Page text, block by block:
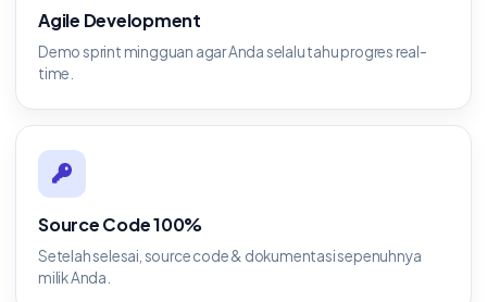
Agile Development
Demo sprint mingguan agar Anda selalu tahu progres real-
time.
Source Code 100%
Setelah selesai, source code & dokumentasi sepenuhnya
milik Anda.